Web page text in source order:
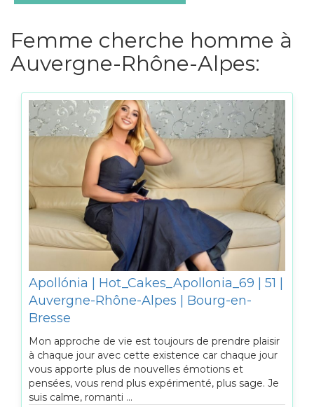
Femme cherche homme à
Auvergne-Rhône-Alpes:
Apollónia | Hot_Cakes_Apollonia_69 | 51 |
Auvergne-Rhône-Alpes | Bourg-en-
Bresse
Mon approche de vie est toujours de prendre plaisir
à chaque jour avec cette existence car chaque jour
vous apporte plus de nouvelles émotions et
pensées, vous rend plus expérimenté, plus sage. Je
suis calme, romanti ...